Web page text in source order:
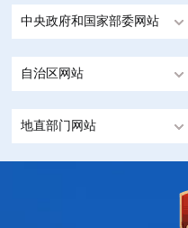
中央政府和国家部委网站
自治区网站
地直部门网站